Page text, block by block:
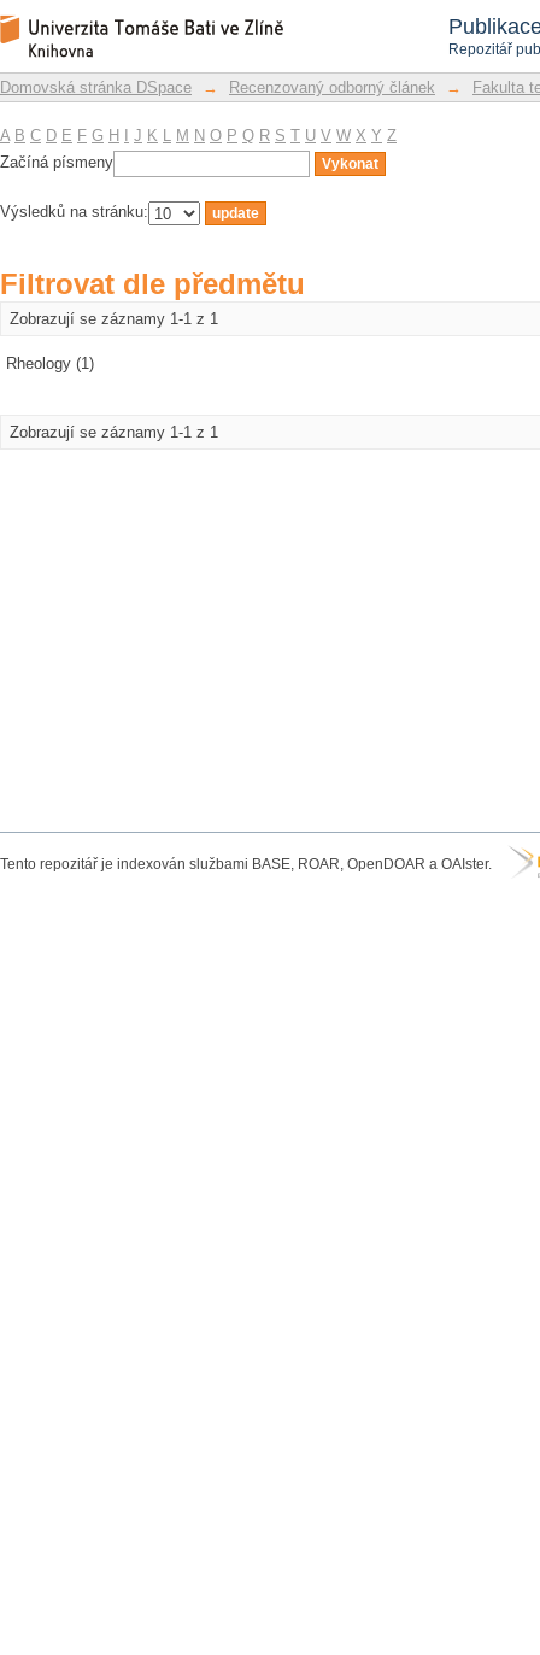
Repozitář
Filtrovat dle předmětu
Repozitář DSpace/Manakin
Domovská stránka DSpace → Recenzovaný odborný článek → Fakulta
A B C D E F G H J K L M N O P Q R S T U V W X Y Z
Začíná písmeny
Výsledků na stránku:
Filtrovat dle předmětu
Zobrazují se záznamy 1-1 z 1
Rheology (1)
Zobrazují se záznamy 1-1 z 1
Tento repozitář je indexován službami BASE, ROAR, OpenDOAR a OAIster.